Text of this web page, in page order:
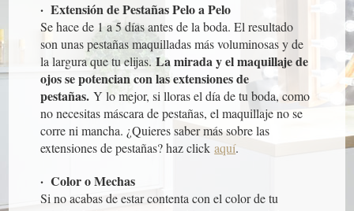
· Extensión de Pestañas Pelo a Pelo
Se hace de 1 a 5 días antes de la boda. El resultado
son unas pestañas maquilladas más voluminosas y de
la largura que tu elijas.La mirada y el maquillaje de
ojos se potencian con las extensiones de
pestañas. Y lo mejor, si lloras el día de tu boda, como
no necesitas máscara de pestañas, el maquillaje no se
corre ni mancha. ¿Quieres saber más sobre las
extensiones de pestañas? haz clickaquí.
· Color o Mechas
Si no acabas de estar contenta con el color de tu